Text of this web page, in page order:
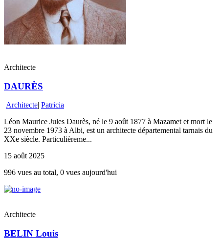
Architecte
DAURÈS
Architecte| Patricia
Léon Maurice Jules Daurès, né le 9 août 1877 à Mazamet et mort le
23 novembre 1973 à Albi, est un architecte départemental tarnais du
XXe siècle. Particulièreme...
15 août 2025
996 vues au total, 0 vues aujourd'hui
Architecte
BELIN Louis